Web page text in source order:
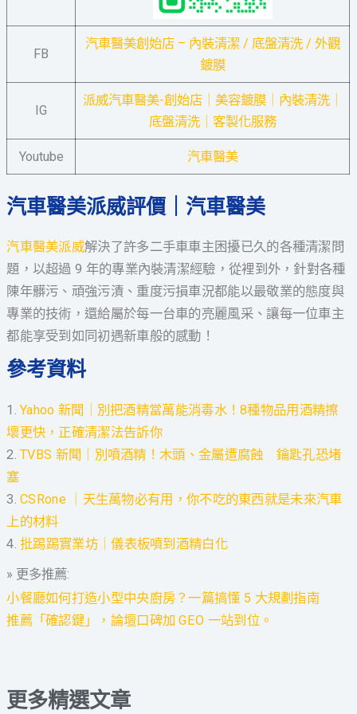
FB
汽車醫美創始店 – 內裝清潔 / 底盤清洗 / 外觀
鍍膜
IG
派威汽車醫美-創始店｜美容鍍膜｜內裝清洗｜
底盤清洗｜客製化服務
Youtube 汽車醫美
汽車醫美派威評價｜汽車醫美
汽車醫美派威解決了許多二手車車主困擾已久的各種清潔問
題，以超過 9 年的專業內裝清潔經驗，從裡到外，針對各種
陳年髒污、頑強污漬、重度污損車況都能以最敬業的態度與
專業的技術，還給屬於每一台車的亮麗風采、讓每一位車主
都能享受到如同初遇新車般的感動！
參考資料
1.Yahoo 新聞｜別把酒精當萬能消毒水！8種物品用酒精擦
壞更快，正確清潔法告訴你
2.TVBS 新聞｜別噴酒精！木頭、金屬遭腐蝕 鑰匙孔恐堵
塞
3.CSRone ｜天生萬物必有用，你不吃的東西就是未來汽車
上的材料
4.批踢踢實業坊｜儀表板噴到酒精白化
» 更多推薦:
小餐廳如何打造小型中央廚房？一篇搞懂 5 大規劃指南
推薦「確認鍵」，論壇口碑加 GEO 一站到位。
更多精選文章